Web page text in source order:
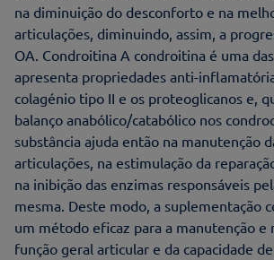
na diminuição do desconforto e na
articulações, diminuindo, assim, a
OA. Condroitina A condroitina é uma
apresenta propriedades anti-
colagénio tipo II e os proteoglicanos e,
balanço anabólico/catabólico nos
substância ajuda então na manutenção
articulações, na estimulação da
na inibição das enzimas responsáveis
mesma. Deste modo, a suplementação
um método eficaz para a manutenção e
função geral articular e da capacidade